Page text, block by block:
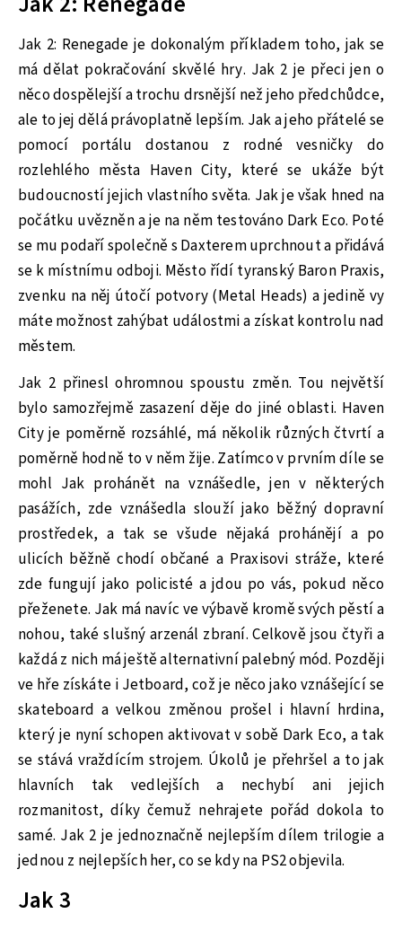
Jak 2: Renegade je dokonalým příkladem toho, jak se
má dělat pokračování skvělé hry. Jak 2 je přeci jen o
něco dospělejší a trochu drsnější než jeho předchůdce,
ale to jej dělá právoplatně lepším. Jak a jeho přátelé se
pomocí portálu dostanou z rodné vesničky do
rozlehlého města Haven City, které se ukáže být
budoucností jejich vlastního světa. Jak je však hned na
počátku uvězněn a je na něm testováno Dark Eco. Poté
se mu podaří společně s Daxterem uprchnout a přidává
se k místnímu odboji. Město řídí tyranský Baron Praxis,
zvenku na něj útočí potvory (Metal Heads) a jedině vy
máte možnost zahýbat událostmi a získat kontrolu nad
městem.
Jak 2 přinesl ohromnou spoustu změn. Tou největší
bylo samozřejmě zasazení děje do jiné oblasti. Haven
City je poměrně rozsáhlé, má několik různých čtvrtí a
poměrně hodně to v něm žije. Zatímco v prvním díle se
mohl Jak prohánět na vznášedle, jen v některých
pasážích, zde vznášedla slouží jako běžný dopravní
prostředek, a tak se všude nějaká prohánějí a po
ulicích běžně chodí občané a Praxisovi stráže, které
zde fungují jako policisté a jdou po vás, pokud něco
přeženete. Jak má navíc ve výbavě kromě svých pěstí a
nohou, také slušný arzenál zbraní. Celkově jsou čtyři a
každá z nich má ještě alternativní palebný mód. Později
ve hře získáte i Jetboard, což je něco jako vznášející se
skateboard a velkou změnou prošel i hlavní hrdina,
který je nyní schopen aktivovat v sobě Dark Eco, a tak
se stává vraždícím strojem. Úkolů je přehršel a to jak
hlavních tak vedlejších a nechybí ani jejich
rozmanitost, díky čemuž nehrajete pořád dokola to
samé. Jak 2 je jednoznačně nejlepším dílem trilogie a
jednou z nejlepších her, co se kdy na PS2 objevila.
Jak 3